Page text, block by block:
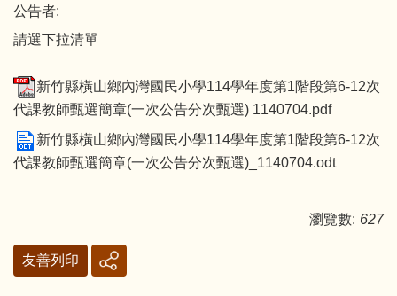
公告者:
請選下拉清單
新竹縣橫山鄉內灣國民小學114學年度第1階段第6-12次
代課教師甄選簡章(一次公告分次甄選) 1140704.pdf
新竹縣橫山鄉內灣國民小學114學年度第1階段第6-12次
代課教師甄選簡章(一次公告分次甄選)_1140704.odt
瀏覽數: 627
友善列印